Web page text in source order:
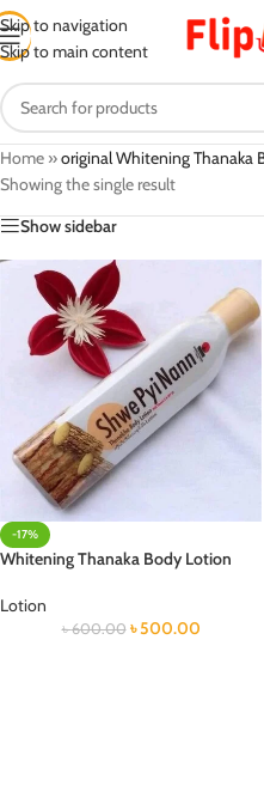
Skip to navigation
Skip to main content
Home »original Whitening Thanaka
Showing the single result
Show sidebar
-17%
Whitening Thanaka Body Lotion
Lotion
৳600.00 ৳500.00